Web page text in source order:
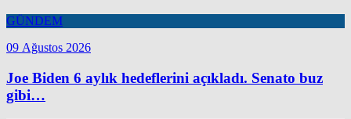
GÜNDEM
09 Ağustos 2026
Joe Biden 6 aylık hedeflerini açıkladı. Senato buz
gibi…